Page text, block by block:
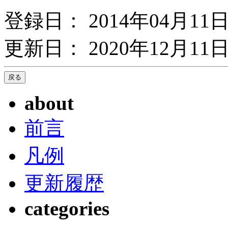
登録日： 2014年04月11
更新日： 2020年12月11
about
前言
凡例
更新履歴
categories